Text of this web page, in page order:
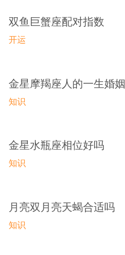
双鱼巨蟹座配对指数
开运
金星摩羯座人的一生婚姻
知识
金星水瓶座相位好吗
知识
月亮双月亮天蝎合适吗
知识